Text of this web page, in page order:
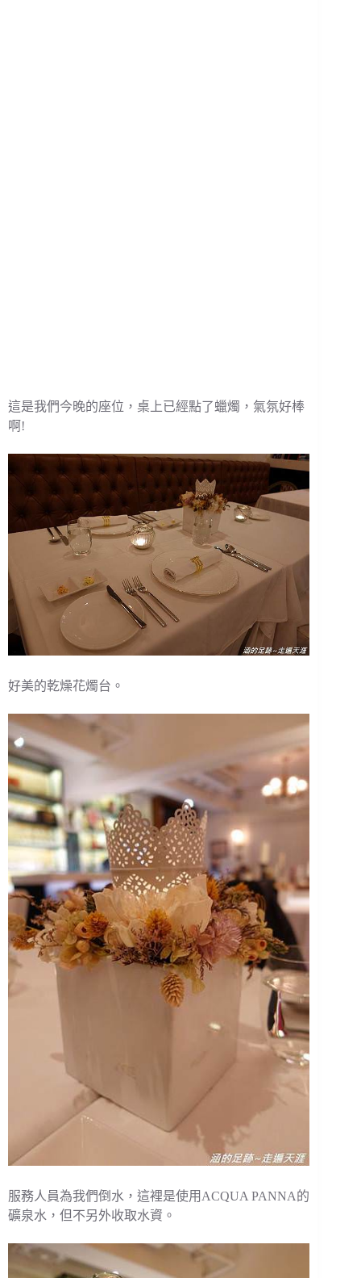
這是我們今晚的座位，桌上已經點了蠟燭，氣氛好棒
啊!
好美的乾燥花燭台。
服務人員為我們倒水，這裡是使用ACQUA PANNA的
礦泉水，但不另外收取水資。